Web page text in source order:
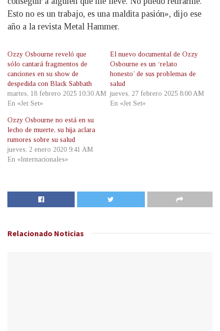
Esto no es un trabajo, es una maldita pasión», dijo ese
año a la revista Metal Hammer.
Ozzy Osbourne reveló que
sólo cantará fragmentos de
canciones en su show de
despedida con Black Sabbath
martes, 18 febrero 2025 10:30 AM
En «Jet Set»
El nuevo documental de Ozzy
Osbourne es un ‘relato
honesto’ de sus problemas de
salud
jueves, 27 febrero 2025 8:00 AM
En «Jet Set»
Ozzy Osbourne no está en su
lecho de muerte, su hija aclara
rumores sobre su salud
jueves, 2 enero 2020 9:41 AM
En «Internacionales»
Relacionado Noticias